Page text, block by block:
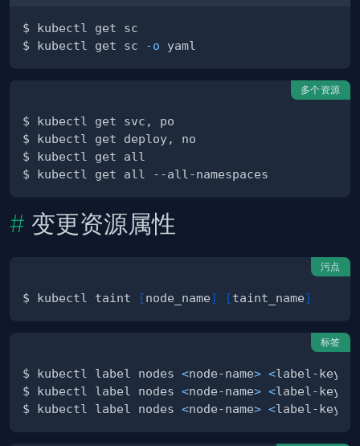
$ kubectl get sc
-o
多个资源
变更资源属性
污点
$ kubectl taint [node_name] [taint_name]
标签
$ kubectl label nodes <node-name> <label-key
$ kubectl label nodes <node-name> <label-key
$ kubectl label nodes <node-name> <label-key